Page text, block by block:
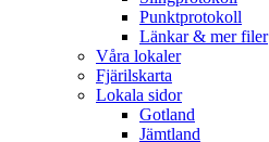
Punktprotokoll
Länkar & mer filer
Våra lokaler
Fjärilskarta
Lokala sidor
Gotland
Jämtland